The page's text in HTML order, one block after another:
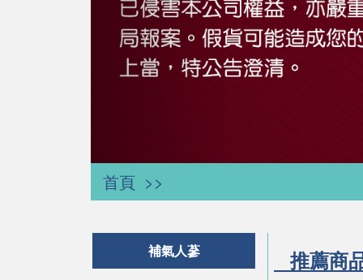
首頁
推薦商
補氣人蔘